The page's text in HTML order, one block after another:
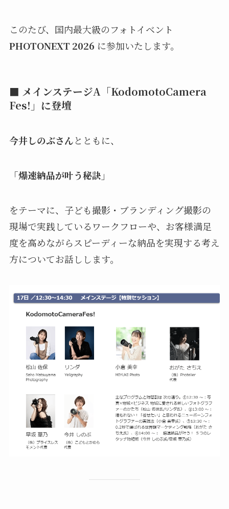
このたび、国内最大級のフォトイベント
PHOTONEXT 2026 に参加いたします。
■ メインステージA「KodomotoCamera
Fes!」に登壇
今井しのぶさんとともに、
「爆速納品が叶う秘訣」
をテーマに、子ども撮影・ブランディング撮影の
現場で実践しているワークフローや、お客様満足
度を高めながらスピーディーな納品を実現する考え
方についてお話しします。